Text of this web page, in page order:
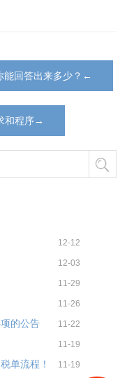
能回答出来多少？←
和程序→
12-12
12-03
11-29
11-26
的公告 11-22
11-19
单流程！ 11-19